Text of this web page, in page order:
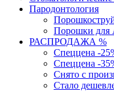
Пародонтология
Порошки для
РАСПРОДАЖА %
Спеццена -
Спеццена -
Снято с
Стало